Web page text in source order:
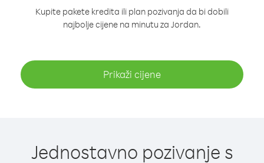
Kupite pakete kredita ili plan pozivanja da bi dobili
najbolje cijene na minutu za Jordan.
Prikaži cijene
Jednostavno pozivanje s